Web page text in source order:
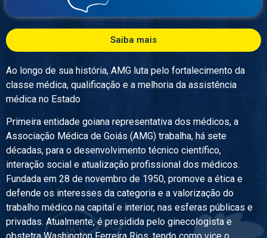
Ao longo de sua história, AMG luta pelo fortalecimento da
classe médica, qualificação e a melhoria da assistência
médica no Estado
Primeira entidade goiana representativa dos médicos, a
Associação Médica de Goiás (AMG) trabalha, há sete
décadas, para o desenvolvimento técnico científico,
interação social e atualização profissional dos médicos.
Fundada em 28 de novembro de 1950, promove a ética e
defende os interesses da categoria e a valorização do
trabalho médico na capital e interior, nas esferas públicas e
privadas. Atualmente, é presidida pelo ginecologista e
Saiba mais